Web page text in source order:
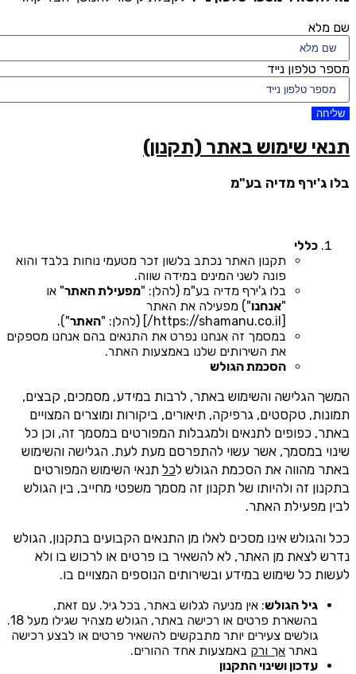
שם מלא
מספר טלפון נייד
שליחה
תנאי שימוש באתר (תקנון)
בלו ג'ירף מדיה בע"מ
כללי
תקנון האתר נכתב בלשון זכר מטעמי נוחות בלבד והוא
פונה לשני המינים במידה שווה.
בלו ג'ירף מדיה בע"מ (להלן: "מפעילת האתר" או
"אנחנו") מפעילה את האתר
[https://shamanu.co.il/] (להלן: "
האתר").
במסמך זה אנחנו נפרט את התנאים בהם אנחנו מספקים
את השירותים שלנו באמצעות האתר.
הסכמת הגולש
המשך הגלישה והשימוש באתר, לרבות במידע, מסמכים, קבצים,
תמונות, טקסטים, גרפיקה, תיאורים, ביקורות ומוצרים המצויים
באתר, כפופים לתנאים ולמגבלות המפורטים במסמך זה, וכן כל
שינוי במסמך, אשר עשוי להתפרסם מעת לעת. הגלישה והשימוש
באתר מהווה את הסכמת הגולש לכל תנאי השימוש המפורטים
בתקנון זה ולהיותו של תקנון זה מסמך משפטי מחייב, בין הגולש
לבין מפעילת האתר.
ככל והגולש אינו מסכים לאלו מן התנאים הקבועים בתקנון, הגולש
נדרש לצאת מן האתר, לא להשאיר בו פרטים או לרכוש בו ולא
לעשות כל שימוש במידע ובשירותים הנוספים המצויים בו.
גיל הגולש: אין מניעה לגלוש באתר, בכל גיל. עם זאת,
בהשארת פרטים או רכישה באתר, הגולש מצהיר שגילו מעל 18.
גולשים צעירים יותר מתבקשים להשאיר פרטים או לבצע רכישה
באתר אך ורק באמצעות אחד ההורים.
עדכון ושינוי התקנון